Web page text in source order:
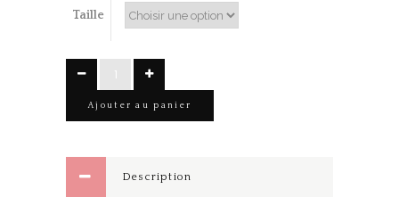
Taille
BERMUDA
Ajouter au panier
Description